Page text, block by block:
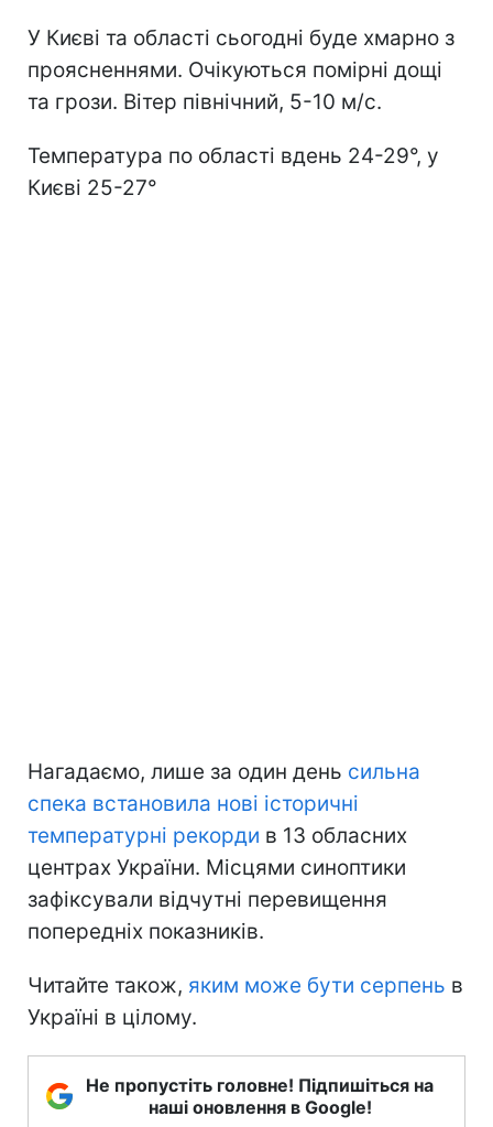
У Києві та області сьогодні буде хмарно з
проясненнями. Очікуються помірні дощі
та грози. Вітер північний, 5-10 м/с.
Температура по області вдень 24-29°, у
Києві 25-27°
Нагадаємо, лише за один день сильна
спека встановила нові історичні
температурні рекорди в 13 обласних
центрах України. Місцями синоптики
зафіксували відчутні перевищення
попередніх показників.
Читайте також, яким може бути серпень в
Україні в цілому.
Не пропустіть головне! Підпишіться на
наші оновлення в Google!